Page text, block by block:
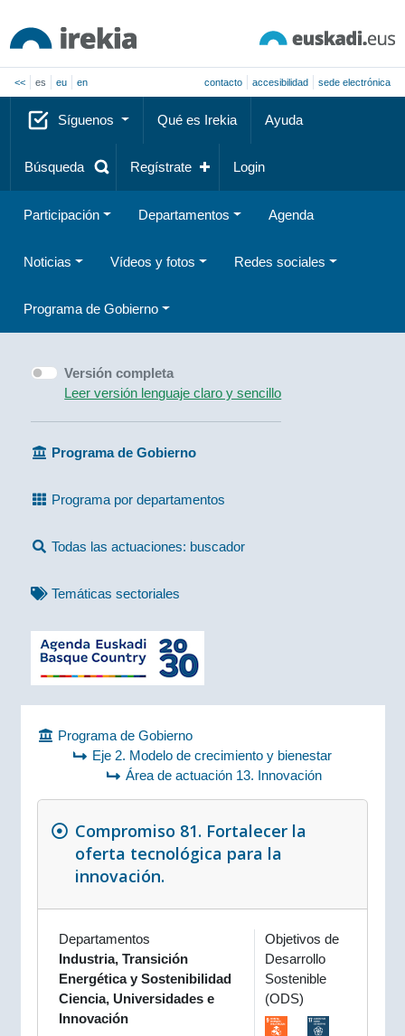
<< es eu en contacto accesibilidad sede electrónica
Síguenos Qué es Irekia Ayuda
Búsqueda Regístrate Login
Participación Departamentos Agenda
Noticias Vídeos y fotos Redes sociales
Programa de Gobierno
Versión completa
Leer versión lenguaje claro y sencillo
Programa de Gobierno
Programa por departamentos
Todas las actuaciones: buscador
Temáticas sectoriales
Programa de Gobierno
Eje 2. Modelo de crecimiento y bienestar
Área de actuación 13. Innovación
Compromiso 81. Fortalecer la
oferta tecnológica para la
innovación.
Departamentos
Industria, Transición
Energética y Sostenibilidad
Ciencia, Universidades e
Innovación
Objetivos de
Desarrollo
Sostenible
(ODS)